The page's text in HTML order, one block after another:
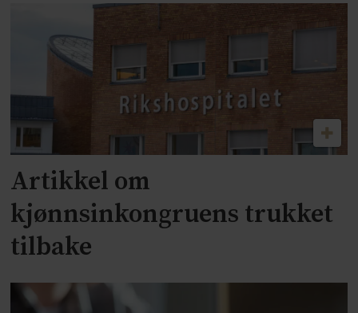
Artikkel om
kjønnsinkongruens trukket
tilbake